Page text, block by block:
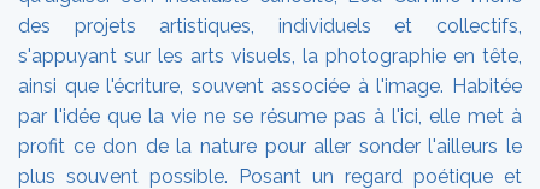
des projets artistiques, individuels et collectifs,
s'appuyant sur les arts visuels, la photographie en tête,
ainsi que l'écriture, souvent associée à l'image. Habitée
par l'idée que la vie ne se résume pas à l'ici, elle met à
profit ce don de la nature pour aller sonder l'ailleurs le
plus souvent possible. Posant un regard poétique et